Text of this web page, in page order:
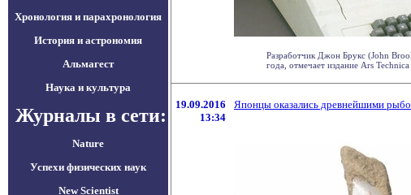
Хронология и парахронология
История и астрономия
Альмагест
Наука и культура
Журналы в сети:
Nature
Успехи физических наук
New Scientist
Разработчик Джон Брукс (John
года, отмечает издание Ars Technica
19.09.2016
13:34
Японцы оказались древнейшими